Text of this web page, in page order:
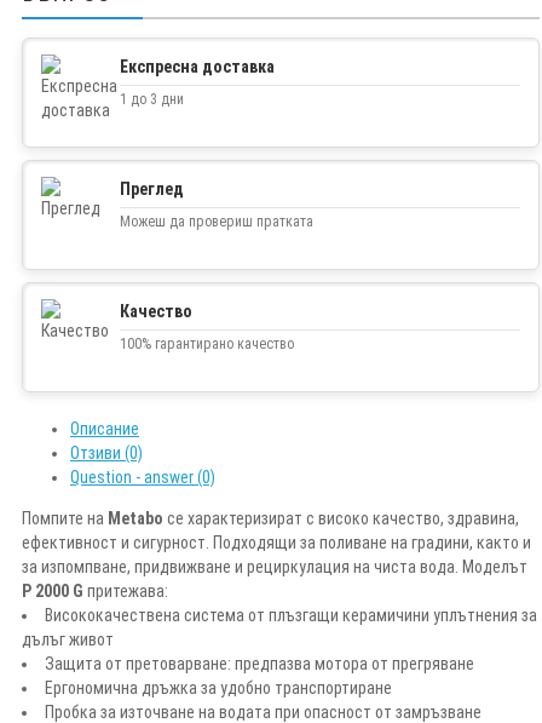
Експресна доставка
1 до 3 дни
Преглед
Можеш да провериш пратката
Качество
100% гарантирано качество
Описание
Отзиви (0)
Question - answer (0)
Помпите на Metabo се характеризират с високо качество, здравина,
ефективност и сигурност. Подходящи за поливане на градини, както и
за изпомпване, придвижване и рециркулация на чиста вода. Моделът
P 2000 G притежава:
Висококачествена система от плъзгащи керамичини уплътнения за
дълъг живот
Защита от претоварване: предпазва мотора от прегряване
Ергономична дръжка за удобно транспортиране
Пробка за източване на водата при опасност от замръзване